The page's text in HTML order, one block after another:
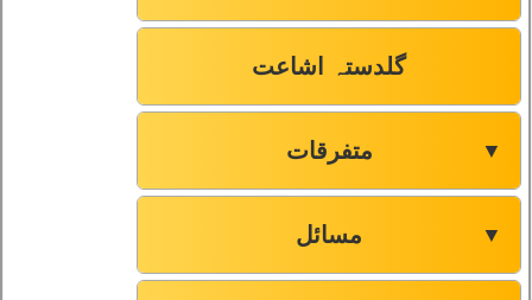
گلدستہ اشاعت
متفرقات ▼
مسائل ▼